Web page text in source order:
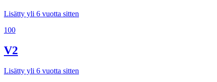
Lisätty yli 6 vuotta sitten
100
V2
Lisätty yli 6 vuotta sitten